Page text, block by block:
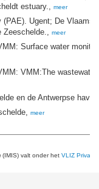
estuary.,
meer
Ugent; De
meer
Surface water
VMM:The
en de Antwerpse
meer
(IMIS) valt onder het VLIZ Privacy